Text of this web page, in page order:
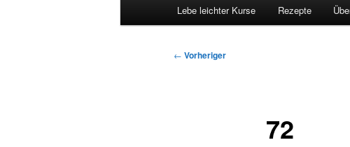
Lebe leichter Kurse Rezepte
Beitragsnavigation
← Vorheriger
72